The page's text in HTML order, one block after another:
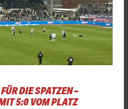
DIE SPATZEN –
5:0 VOM PLATZ